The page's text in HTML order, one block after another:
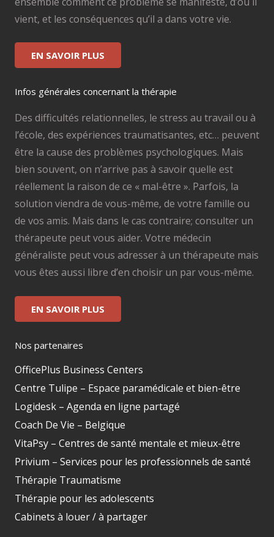
vient, et les conséquences qu’il a dans votre vie.
EN SAVOIR PLUS
Infos générales concernant la thérapie
Des difficultés relationnelles, le stress au travail ou à
l’école, des expériences traumatisantes, etc… peuvent
être la cause des problèmes psychologiques. Mais
bien souvent, on n’arrive pas à savoir quelle est
réellement la raison de ce « mal-être ». Parfois, la
solution viendra de vous-même, de votre famille ou
de vos amis. Mais dans le cas contraire; consulter un
thérapeute peut vous aider. Votre médecin
généraliste peut vous adresser à un thérapeute mais
vous êtes aussi libre d’en choisir un par vous-même.
EN SAVOIR PLUS
Nos partenaires
OfficePlus Business Centers
Centre Tulipe – Espace paramédicale et bien-être
Logidesk – Agenda en ligne partagé
Coach De Vie – Belgique
VitaPsy – Centres de santé mentale et mieux-être
Privium – Services pour les professionnels de santé
Thérapie Traumatisme
Thérapie pour les adolescents
Cabinets à louer / à partager